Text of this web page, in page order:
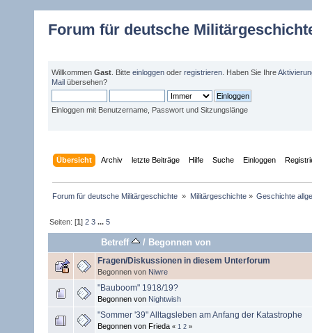
Forum für deutsche
Willkommen Gast . Bitte einloggen oder registrieren . Haben Sie Ihre
Mail übersehen?
Einloggen mit Benutzername, Passwort und Sitzungslänge
Übersicht Archiv letzte Beiträge Hilfe Suche Einloggen
Forum für deutsche Militärgeschichte » Militärgeschichte» Geschichte
Seiten: [1]2 3 ...5
Betreff / Begonnen von
Fragen/Diskussionen in diesem Unterforum
Begonnen von Niwre
"Bauboom" 1918/19?
Begonnen von Nightwish
"Sommer '39" Alltagsleben am Anfang der Katastrophe
Begonnen von Frieda « 1 2 »